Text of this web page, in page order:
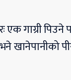
एक गाग्री
खानेपानीको